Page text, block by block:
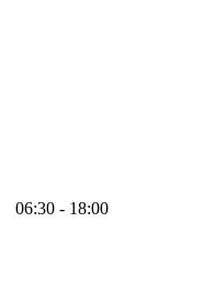
06:30 - 18:00